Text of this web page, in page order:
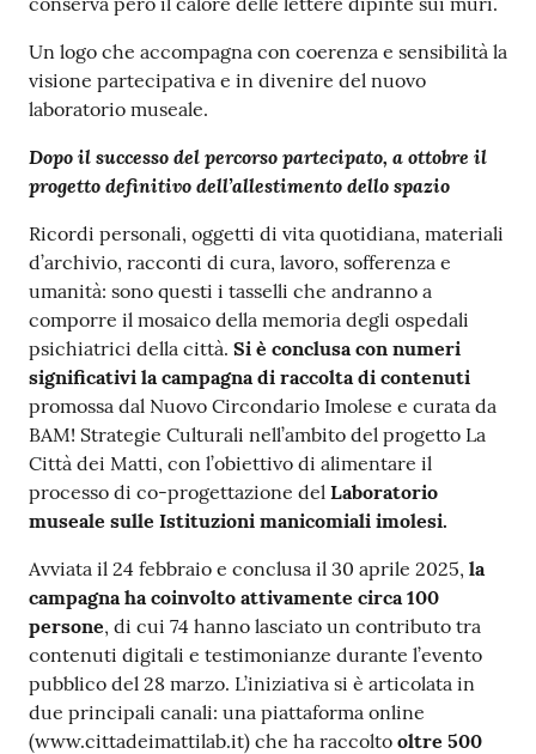
Un logo che accompagna con coerenza e sensibilità la
visione partecipativa e in divenire del nuovo
laboratorio museale.
Dopo il successo del percorso partecipato, a ottobre il
progetto definitivo dell’allestimento dello spazio
Ricordi personali, oggetti di vita quotidiana, materiali
d’archivio, racconti di cura, lavoro, sofferenza e
umanità: sono questi i tasselli che andranno a
comporre il mosaico della memoria degli ospedali
psichiatrici della città. Si è conclusa con numeri
significativi la campagna di raccolta di contenuti
promossa dal Nuovo Circondario Imolese e curata da
BAM! Strategie Culturali nell’ambito del progetto La
Città dei Matti, con l’obiettivo di alimentare il
processo di co-progettazione del Laboratorio
museale sulle Istituzioni manicomiali imolesi.
Avviata il 24 febbraio e conclusa il 30 aprile 2025, la
campagna ha coinvolto attivamente circa 100
persone, di cui 74 hanno lasciato un contributo tra
contenuti digitali e testimonianze durante l’evento
pubblico del 28 marzo. L’iniziativa si è articolata in
due principali canali: una piattaforma online
(www.cittadeimattilab.it) che ha raccolto oltre 500